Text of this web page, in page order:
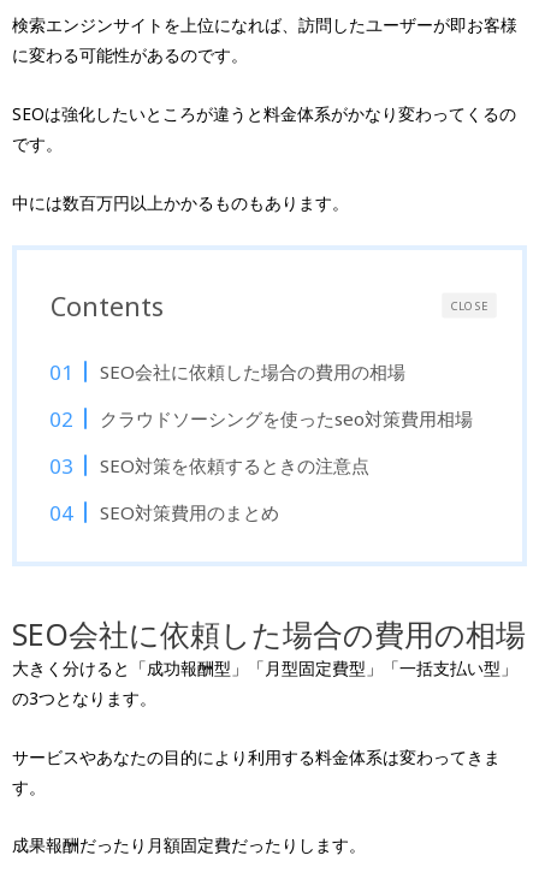
検索エンジンサイトを上位になれば、訪問したユーザーが即お客様
に変わる可能性があるのです。
SEOは強化したいところが違うと料金体系がかなり変わってくるの
です。
中には数百万円以上かかるものもあります。
CLOSE
Contents
SEO会社に依頼した場合の費用の相場
クラウドソーシングを使ったseo対策費用相場
SEO対策を依頼するときの注意点
SEO対策費用のまとめ
SEO会社に依頼した場合の費用の相場
大きく分けると「成功報酬型」「月型固定費型」「一括支払い型」
の3つとなります。
サービスやあなたの目的により利用する料金体系は変わってきま
す。
成果報酬だったり月額固定費だったりします。